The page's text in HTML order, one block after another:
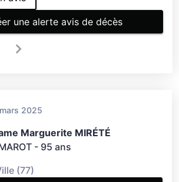
une alerte avis de décès
2025
Marguerite MIRÉTÉ
- 95 ans
(77)